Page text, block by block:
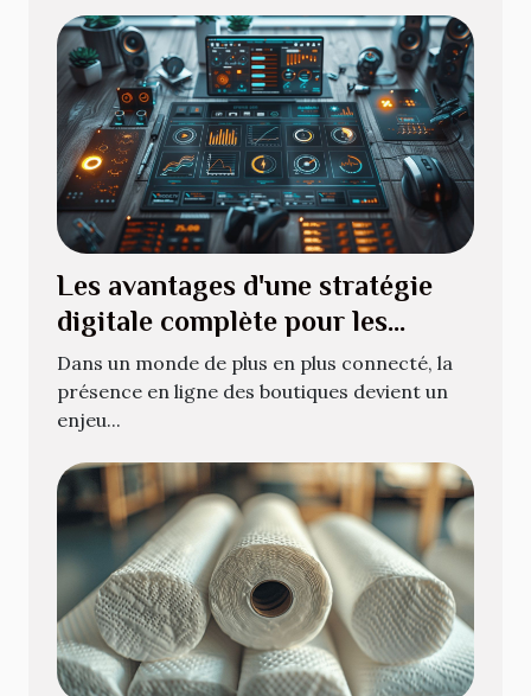
Les avantages d'une stratégie
digitale complète pour les
boutiques en ligne
Dans un monde de plus en plus connecté, la
présence en ligne des boutiques devient un
enjeu...